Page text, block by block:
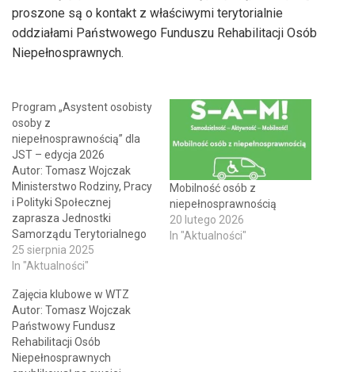
proszone są o kontakt z właściwymi terytorialnie
oddziałami Państwowego Funduszu Rehabilitacji Osób
Niepełnosprawnych.
Program „Asystent osobisty
osoby z
niepełnosprawnością” dla
JST – edycja 2026
Autor: Tomasz Wojczak
Ministerstwo Rodziny, Pracy
i Polityki Społecznej
zaprasza Jednostki
Samorządu Terytorialnego
do wzięcia udziału w
Programie zatytułowanym
niepełnosprawnością” na
2026 rok. Omawiane
przedsięwzięcie ma na celu
zapewnienie osobom z
niepełnosprawnościami
25 sierpnia 2025
In "Aktualności"
Mobilność osób z
niepełnosprawnością
20 lutego 2026
In "Aktualności"
Zajęcia klubowe w WTZ
Autor: Tomasz Wojczak
Państwowy Fundusz
Rehabilitacji Osób
Niepełnosprawnych